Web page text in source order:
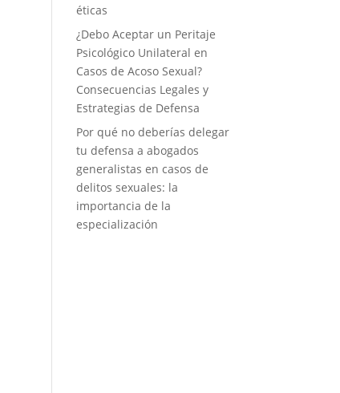
éticas
¿Debo Aceptar un Peritaje
Psicológico Unilateral en
Casos de Acoso Sexual?
Consecuencias Legales y
Estrategias de Defensa
Por qué no deberías delegar
tu defensa a abogados
generalistas en casos de
delitos sexuales: la
importancia de la
especialización